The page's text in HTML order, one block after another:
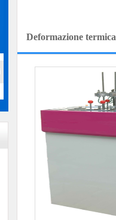
Deformazione